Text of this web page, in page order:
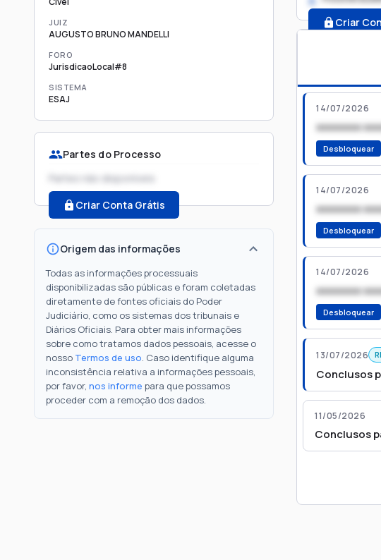
JUIZ
AUGUSTO BRUNO MANDELLI
FORO
JurisdicaoLocal#8
SISTEMA
ESAJ
Partes do Processo
Partes não disponíveis
Criar Conta Grátis
Origem das informações
Todas as informações processuais
disponibilizadas são públicas e foram coletadas
diretamente de fontes oficiais do Poder
Judiciário, como os sistemas dos tribunais e
Diários Oficiais. Para obter mais informações
sobre como tratamos dados pessoais, acesse o
nosso Termos de uso. Caso identifique alguma
inconsistência relativa a informações pessoais,
por favor, nos informe para que possamos
proceder com a remoção dos dados.
Criar
14/07/2026
xxxxxxxx
Desbloquear
14/07/2026
xxxxxxxx
Desbloquear
14/07/2026
xxxxxxxx
Desbloquear
13/07/2026
Conclusos
11/05/2026
Conclusos